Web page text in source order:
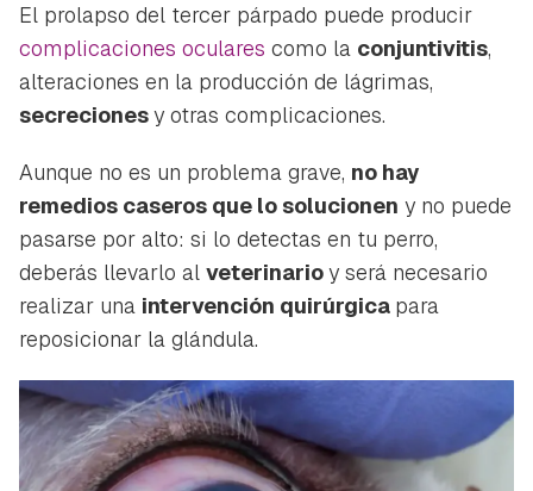
El prolapso del tercer párpado puede producir
complicaciones oculares como la conjuntivitis,
alteraciones en la producción de lágrimas,
secrecionesy otras complicaciones.
Aunque no es un problema grave, no hay
remedios caseros que lo solucionen y no puede
pasarse por alto: si lo detectas en tu perro,
deberás llevarlo al veterinarioy será necesario
realizar una intervención quirúrgica para
reposicionar la glándula.